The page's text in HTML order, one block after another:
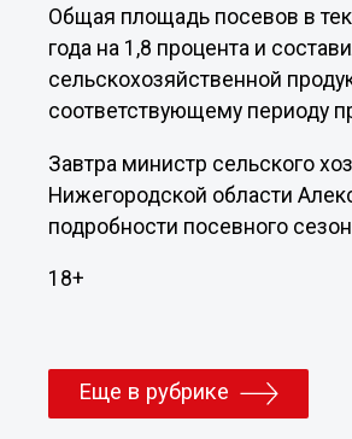
Общая площадь посевов в
года на 1,8 процента и
сельскохозяйственной
соответствующему периоду
Завтра министр сельского
Нижегородской области
подробности посевного
18+
Еще в рубрике